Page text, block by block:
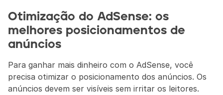
Otimização do AdSense: os
melhores posicionamentos de
anúncios
Para ganhar mais dinheiro com o AdSense, você
precisa otimizar o posicionamento dos anúncios. Os
anúncios devem ser visíveis sem irritar os leitores.